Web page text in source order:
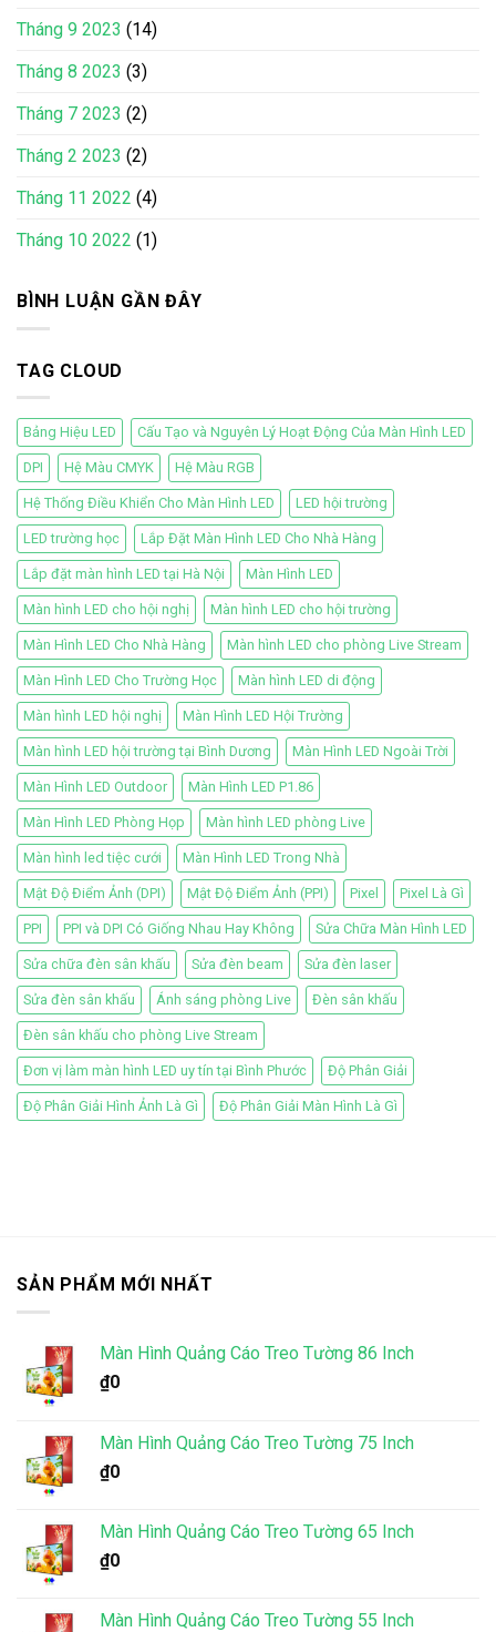
Tháng 9 2023 (14)
Tháng 8 2023 (3)
Tháng 7 2023 (2)
Tháng 2 2023 (2)
Tháng 11 2022 (4)
Tháng 10 2022 (1)
BÌNH LUẬN GẦN ĐÂY
TAG CLOUD
Bảng Hiệu LED Cấu Tạo và Nguyên Lý Hoạt Động Của Màn Hình LED
DPI Hệ Màu CMYK Hệ Màu RGB
Hệ Thống Điều Khiển Cho Màn Hình LED LED hội trường
LED trường học Lắp Đặt Màn Hình LED Cho Nhà Hàng
Lắp đặt màn hình LED tại Hà Nội Màn Hình LED
Màn hình LED cho hội nghị Màn hình LED cho hội trường
Màn Hình LED Cho Nhà Hàng Màn hình LED cho phòng Live Stream
Màn Hình LED Cho Trường Học Màn hình LED di động
Màn hình LED hội nghị Màn Hình LED Hội Trường
Màn hình LED hội trường tại Bình Dương Màn Hình LED Ngoài Trời
Màn Hình LED Outdoor Màn Hình LED P1.86
Màn Hình LED Phòng Họp Màn hình LED phòng Live
Màn hình led tiệc cưới Màn Hình LED Trong Nhà
Mật Độ Điểm Ảnh (DPI) Mật Độ Điểm Ảnh (PPI) Pixel Pixel Là Gì
PPI PPI và DPI Có Giống Nhau Hay Không Sửa Chữa Màn Hình LED
Sửa chữa đèn sân khấu Sửa đèn beam Sửa đèn laser
Sửa đèn sân khấu Ánh sáng phòng Live Đèn sân khấu
Đèn sân khấu cho phòng Live Stream
Đơn vị làm màn hình LED uy tín tại Bình Phước Độ Phân Giải
Độ Phân Giải Hình Ảnh Là Gì Độ Phân Giải Màn Hình Là Gì
SẢN PHẨM MỚI NHẤT
Màn Hình Quảng Cáo Treo Tường 86 Inch
₫0
Màn Hình Quảng Cáo Treo Tường 75 Inch
₫0
Màn Hình Quảng Cáo Treo Tường 65 Inch
₫0
Màn Hình Quảng Cáo Treo Tường 55 Inch